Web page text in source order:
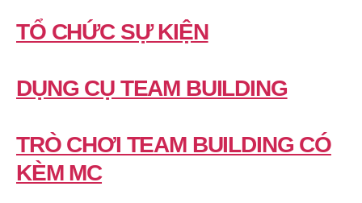
TỔ CHỨC SỰ KIỆN
DỤNG CỤ TEAM BUILDING
TRÒ CHƠI TEAM BUILDING CÓ
KÈM MC